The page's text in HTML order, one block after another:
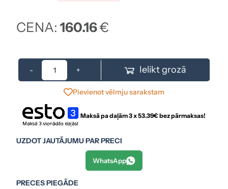
CENA:160.16€
- + Ielikt grozā
Pievienot vēlmju sarakstam
Maksā pa daļām 3 x53.39€ bez pārmaksas!
UZDOT JAUTĀJUMU PAR PRECI
WhatsApp
PRECES PIEGĀDE